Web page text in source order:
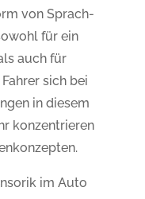
von Sprach-
für ein
auch für
sich bei
in diesem
konzentrieren
im Auto